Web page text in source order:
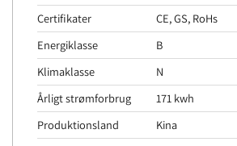
Certifikater
CE, GS, RoHs
Energiklasse
B
Klimaklasse
N
Årligt strømforbrug
171 kwh
Produktionsland
Kina